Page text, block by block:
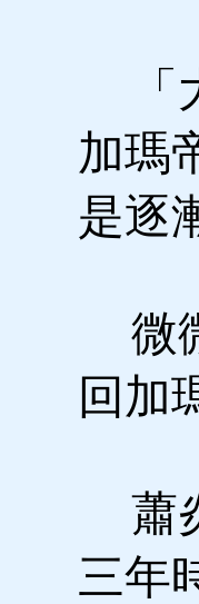
「
加瑪
是逐
微
回加
蕭
三年